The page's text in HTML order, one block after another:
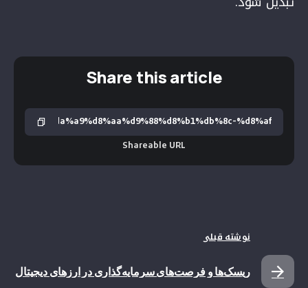
Share this article
Shareable URL
نوشته قبلی
ریسک‌ها و فرصت‌های سرمایه‌گذاری در ارزهای دیجیتال